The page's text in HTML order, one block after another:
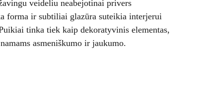
veideliu neabejotinai privers
forma ir subtiliai glazūra suteikia interjerui
tinka tiek kaip dekoratyvinis elementas,
asmeniškumo ir jaukumo.